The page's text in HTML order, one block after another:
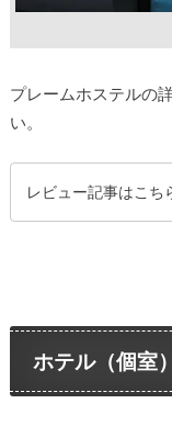
プレームホステルの
い。
レビュー記事はこち
ホテル（個室）